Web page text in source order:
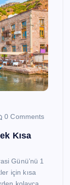
0 Comments
Kısa
Günü’nü 1
için kısa